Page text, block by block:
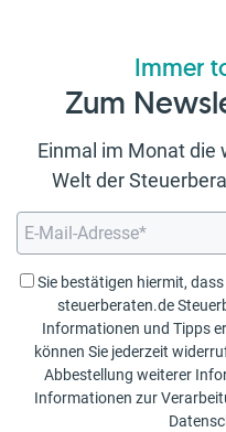
Immer
Zum
Einmal im Monat die
Welt der
Sie bestätigen hiermit,
steuerberaten.de
Informationen und Tipps
können Sie jederzeit
Abbestellung weiterer Informationen enthalten sein. Weitere
Informationen zur